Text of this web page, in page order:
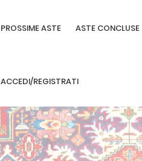
PROSSIME ASTE ASTE CONCLUSE
ACCEDI/REGISTRATI